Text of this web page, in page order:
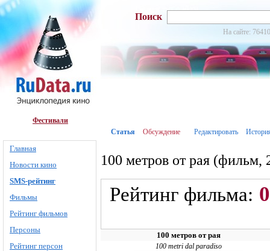
Фестивали
Главная
Новости кино
SMS-рейтинг
Фильмы
Рейтинг фильмов
Персоны
Рейтинг персон
Поиск
На сайте:
Статья Обсуждение Редактировать
100 метров от рая (фильм,
Рейтинг фильма: 0
100 метров от рая
100 metri dal paradiso